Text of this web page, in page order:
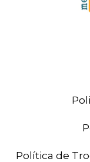
Política de